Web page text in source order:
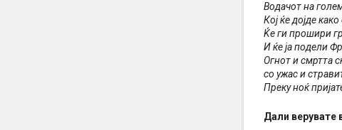
Водачот на
Кој ќе дојде
Ќе ги прошири
И ќе ја подели
Огнот и смртта
со ужас и
Преку ноќ
Дали верувате